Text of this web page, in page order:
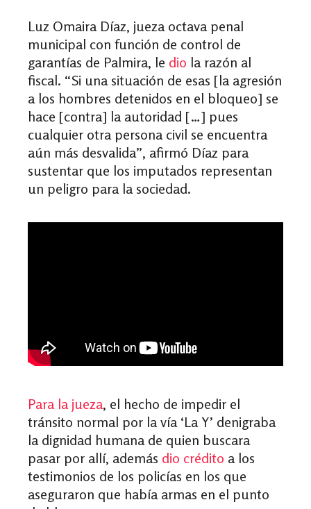
Luz Omaira Díaz, jueza octava penal
municipal con función de control de
garantías de Palmira, le dio la razón al
fiscal. “Si una situación de esas [la agresión
a los hombres detenidos en el bloqueo] se
hace [contra] la autoridad […] pues
cualquier otra persona civil se encuentra
aún más desvalida”, afirmó Díaz para
sustentar que los imputados representan
un peligro para la sociedad.
Para la jueza, el hecho de impedir el
tránsito normal por la vía ‘La Y’ denigraba
la dignidad humana de quien buscara
pasar por allí, además dio crédito a los
testimonios de los policías en los que
aseguraron que había armas en el punto